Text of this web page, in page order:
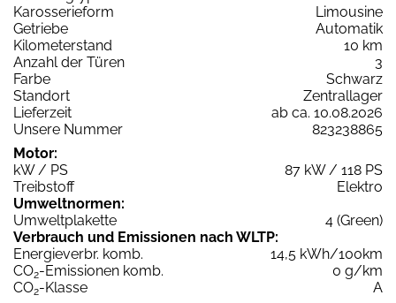
Karosserieform
Limousine
Getriebe
Automatik
Kilometerstand
10 km
Anzahl der Türen
3
Farbe
Schwarz
Standort
Zentrallager
Lieferzeit
ab ca. 10.08.2026
Unsere Nummer
823238865
Motor:
kW / PS
87 kW / 118 PS
Treibstoff
Elektro
Umweltnormen:
Umweltplakette
4 (Green)
Verbrauch und Emissionen nach WLTP:
Energieverbr. komb.
14,5 kWh/100km
CO2-Emissionen komb.
0 g/km
CO2-Klasse
A